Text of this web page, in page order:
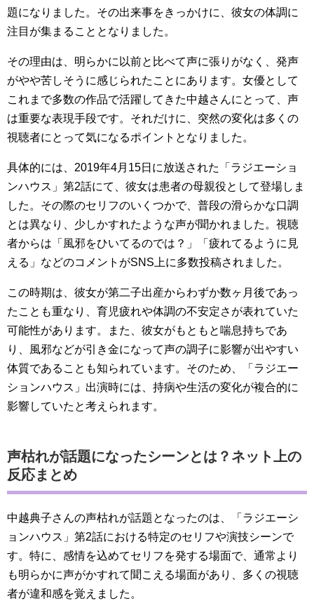
題になりました。その出来事をきっかけに、彼女の体調に
注目が集まることとなりました。
その理由は、明らかに以前と比べて声に張りがなく、発声
がやや苦しそうに感じられたことにあります。女優として
これまで多数の作品で活躍してきた中越さんにとって、声
は重要な表現手段です。それだけに、突然の変化は多くの
視聴者にとって気になるポイントとなりました。
具体的には、2019年4月15日に放送された「ラジエーショ
ンハウス」第2話にて、彼女は患者の母親役として登場しま
した。その際のセリフのいくつかで、普段の滑らかな口調
とは異なり、少しかすれたような声が聞かれました。視聴
者からは「風邪をひいてるのでは？」「疲れてるように見
える」などのコメントがSNS上に多数投稿されました。
この時期は、彼女が第二子出産からわずか数ヶ月後であっ
たことも重なり、育児疲れや体調の不安定さが表れていた
可能性があります。また、彼女がもともと喘息持ちであ
り、風邪などが引き金になって声の調子に影響が出やすい
体質であることも知られています。そのため、「ラジエー
ションハウス」出演時には、持病や生活の変化が複合的に
影響していたと考えられます。
声枯れが話題になったシーンとは？ネット上の
反応まとめ
中越典子さんの声枯れが話題となったのは、「ラジエーシ
ョンハウス」第2話における特定のセリフや演技シーンで
す。特に、感情を込めてセリフを発する場面で、通常より
も明らかに声がかすれて聞こえる場面があり、多くの視聴
者が違和感を覚えました。